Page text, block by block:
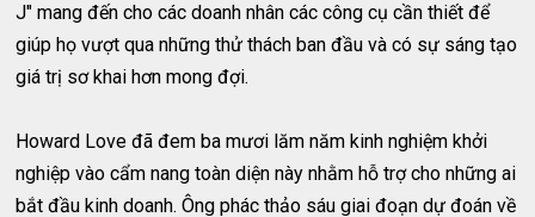
J" mang đến cho các doanh nhân các công cụ cần thiết để
giúp họ vượt qua những thử thách ban đầu và có sự sáng tạo
giá trị sơ khai hơn mong đợi.
Howard Love đã đem ba mươi lăm năm kinh nghiệm khởi
nghiệp vào cẩm nang toàn diện này nhằm hỗ trợ cho những ai
bắt đầu kinh doanh. Ông phác thảo sáu giai đoạn dự đoán về